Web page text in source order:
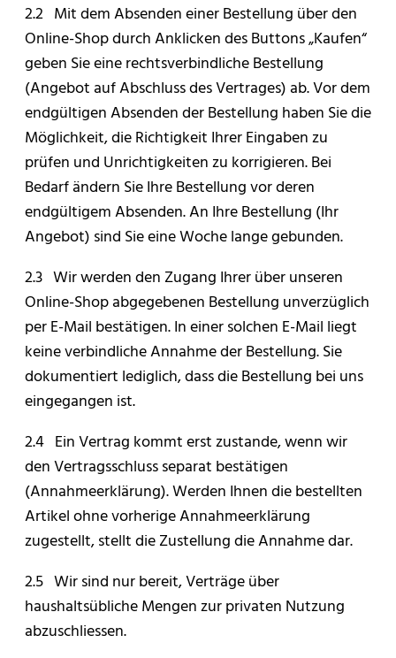
2.2 Mit dem Absenden einer Bestellung über den
Online-Shop durch Anklicken des Buttons „Kaufen“
geben Sie eine rechtsverbindliche Bestellung
(Angebot auf Abschluss des Vertrages) ab. Vor dem
endgültigen Absenden der Bestellung haben Sie die
Möglichkeit, die Richtigkeit Ihrer Eingaben zu
prüfen und Unrichtigkeiten zu korrigieren. Bei
Bedarf ändern Sie Ihre Bestellung vor deren
endgültigem Absenden. An Ihre Bestellung (Ihr
Angebot) sind Sie eine Woche lange gebunden.
2.3 Wir werden den Zugang Ihrer über unseren
Online-Shop abgegebenen Bestellung unverzüglich
per E-Mail bestätigen. In einer solchen E-Mail liegt
keine verbindliche Annahme der Bestellung. Sie
dokumentiert lediglich, dass die Bestellung bei uns
eingegangen ist.
2.4 Ein Vertrag kommt erst zustande, wenn wir
den Vertragsschluss separat bestätigen
(Annahmeerklärung). Werden Ihnen die bestellten
Artikel ohne vorherige Annahmeerklärung
zugestellt, stellt die Zustellung die Annahme dar.
2.5 Wir sind nur bereit, Verträge über
haushaltsübliche Mengen zur privaten Nutzung
abzuschliessen.